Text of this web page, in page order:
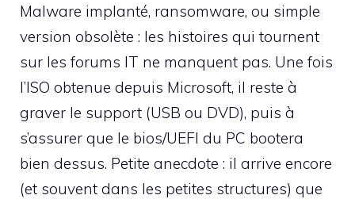
Malware implanté, ransomware, ou simple
version obsolète : les histoires qui tournent
sur les forums IT ne manquent pas. Une fois
l’ISO obtenue depuis Microsoft, il reste à
graver le support (USB ou DVD), puis à
s’assurer que le bios/UEFI du PC bootera
bien dessus. Petite anecdote : il arrive encore
(et souvent dans les petites structures) que